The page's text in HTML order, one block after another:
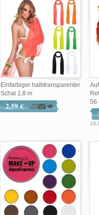
Einfarbiger halbtransparenter
Schal 1,8 m
2,59 €
56